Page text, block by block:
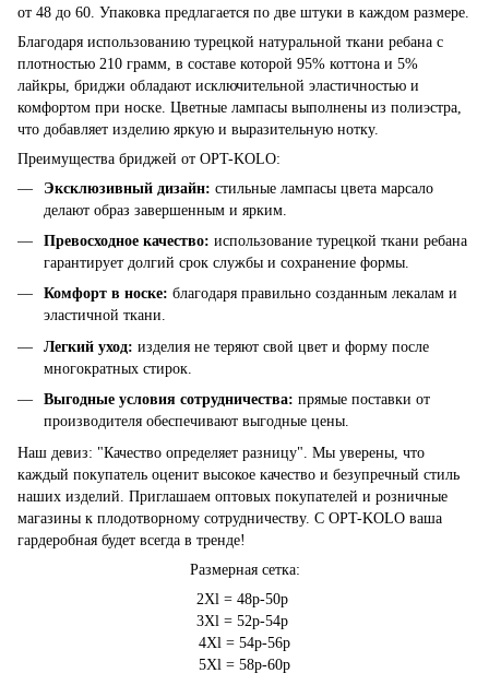
от 48 до 60. Упаковка предлагается по две штуки в каждом размере.
Благодаря использованию турецкой натуральной ткани ребана с
плотностью 210 грамм, в составе которой 95% коттона и 5%
лайкры, бриджи обладают исключительной эластичностью и
комфортом при носке. Цветные лампасы выполнены из полиэстра,
что добавляет изделию яркую и выразительную нотку.
Преимущества бриджей от OPT-KOLO:
Эксклюзивный дизайн: стильные лампасы цвета марсало
делают образ завершенным и ярким.
Превосходное качество: использование турецкой ткани ребана
гарантирует долгий срок службы и сохранение формы.
Комфорт в носке: благодаря правильно созданным лекалам и
эластичной ткани.
Легкий уход: изделия не теряют свой цвет и форму после
многократных стирок.
Выгодные условия сотрудничества: прямые поставки от
производителя обеспечивают выгодные цены.
Наш девиз: "Качество определяет разницу". Мы уверены, что
каждый покупатель оценит высокое качество и безупречный стиль
наших изделий. Приглашаем оптовых покупателей и розничные
магазины к плодотворному сотрудничеству. С OPT-KOLO ваша
гардеробная будет всегда в тренде!
Размерная сетка:
2Xl = 48р-50р
3Xl = 52р-54р
4Xl = 54р-56р
5Xl = 58р-60р